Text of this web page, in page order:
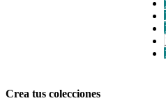
Crea tus colecciones